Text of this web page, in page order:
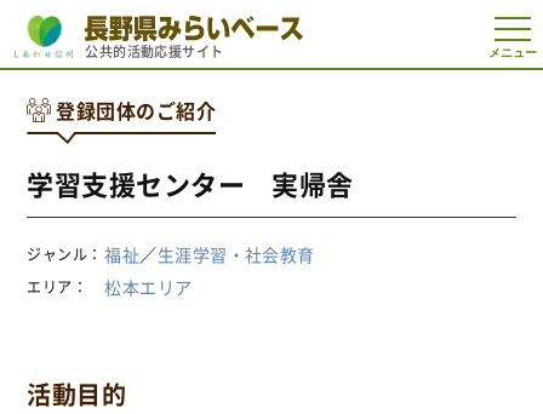
t
o
g
公共的活動応援サイト
登録団体のご紹介
学習支援センター 実帰舎
ジャンル 福祉 ／生涯学習・社会教育
エリア 松本エリア
活動目的